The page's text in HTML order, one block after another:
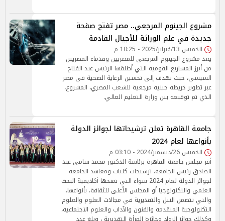
مشروع الجينوم المرجعي.. مصر تفتح صفحة
جديدة في علم الوراثة للأجيال القادمة
الخميس 13/فبراير/2025 - 10:25 م
يعد مشروع الجينوم المرجعي للمصريين وقدماء المصريين
من أبرز المشاريع القومية التي أطلقها الرئيس عبد الفتاح
السيسي، حيث يهدف إلى تحسين الرعاية الصحية في مصر
عبر تطوير خريطة جينية مرجعية للشعب المصري، المشروع،
الذي تم توقيعه بين وزارة التعليم العالي.
جامعة القاهرة تعلن ترشيحاتها لجوائز الدولة
بأنواعها لعام 2024
الخميس 26/ديسمبر/2024 - 03:10 م
أقر مجلس جامعة القاهرة برئاسة الدكتور محمد سامي عبد
الصادق رئيس الجامعة، ترشيحات كليات ومعاهد الجامعة
لجوائز الدولة لعام 2024 سواء التي تمنحها أكاديمية البحث
العلمي والتكنولوجيا أو المجلس الأعلى للثقافة، بأنواعها،
والتي تتضمن النيل والتقديرية في مجالات العلوم والعلوم
التكنولوجية المتقدمة والفنون والآداب والعلوم الاجتماعية،